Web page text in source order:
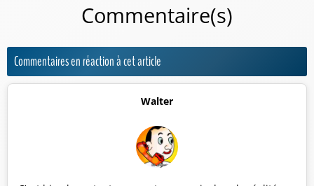
Commentaire(s)
Commentaires en réaction à cet article
Walter